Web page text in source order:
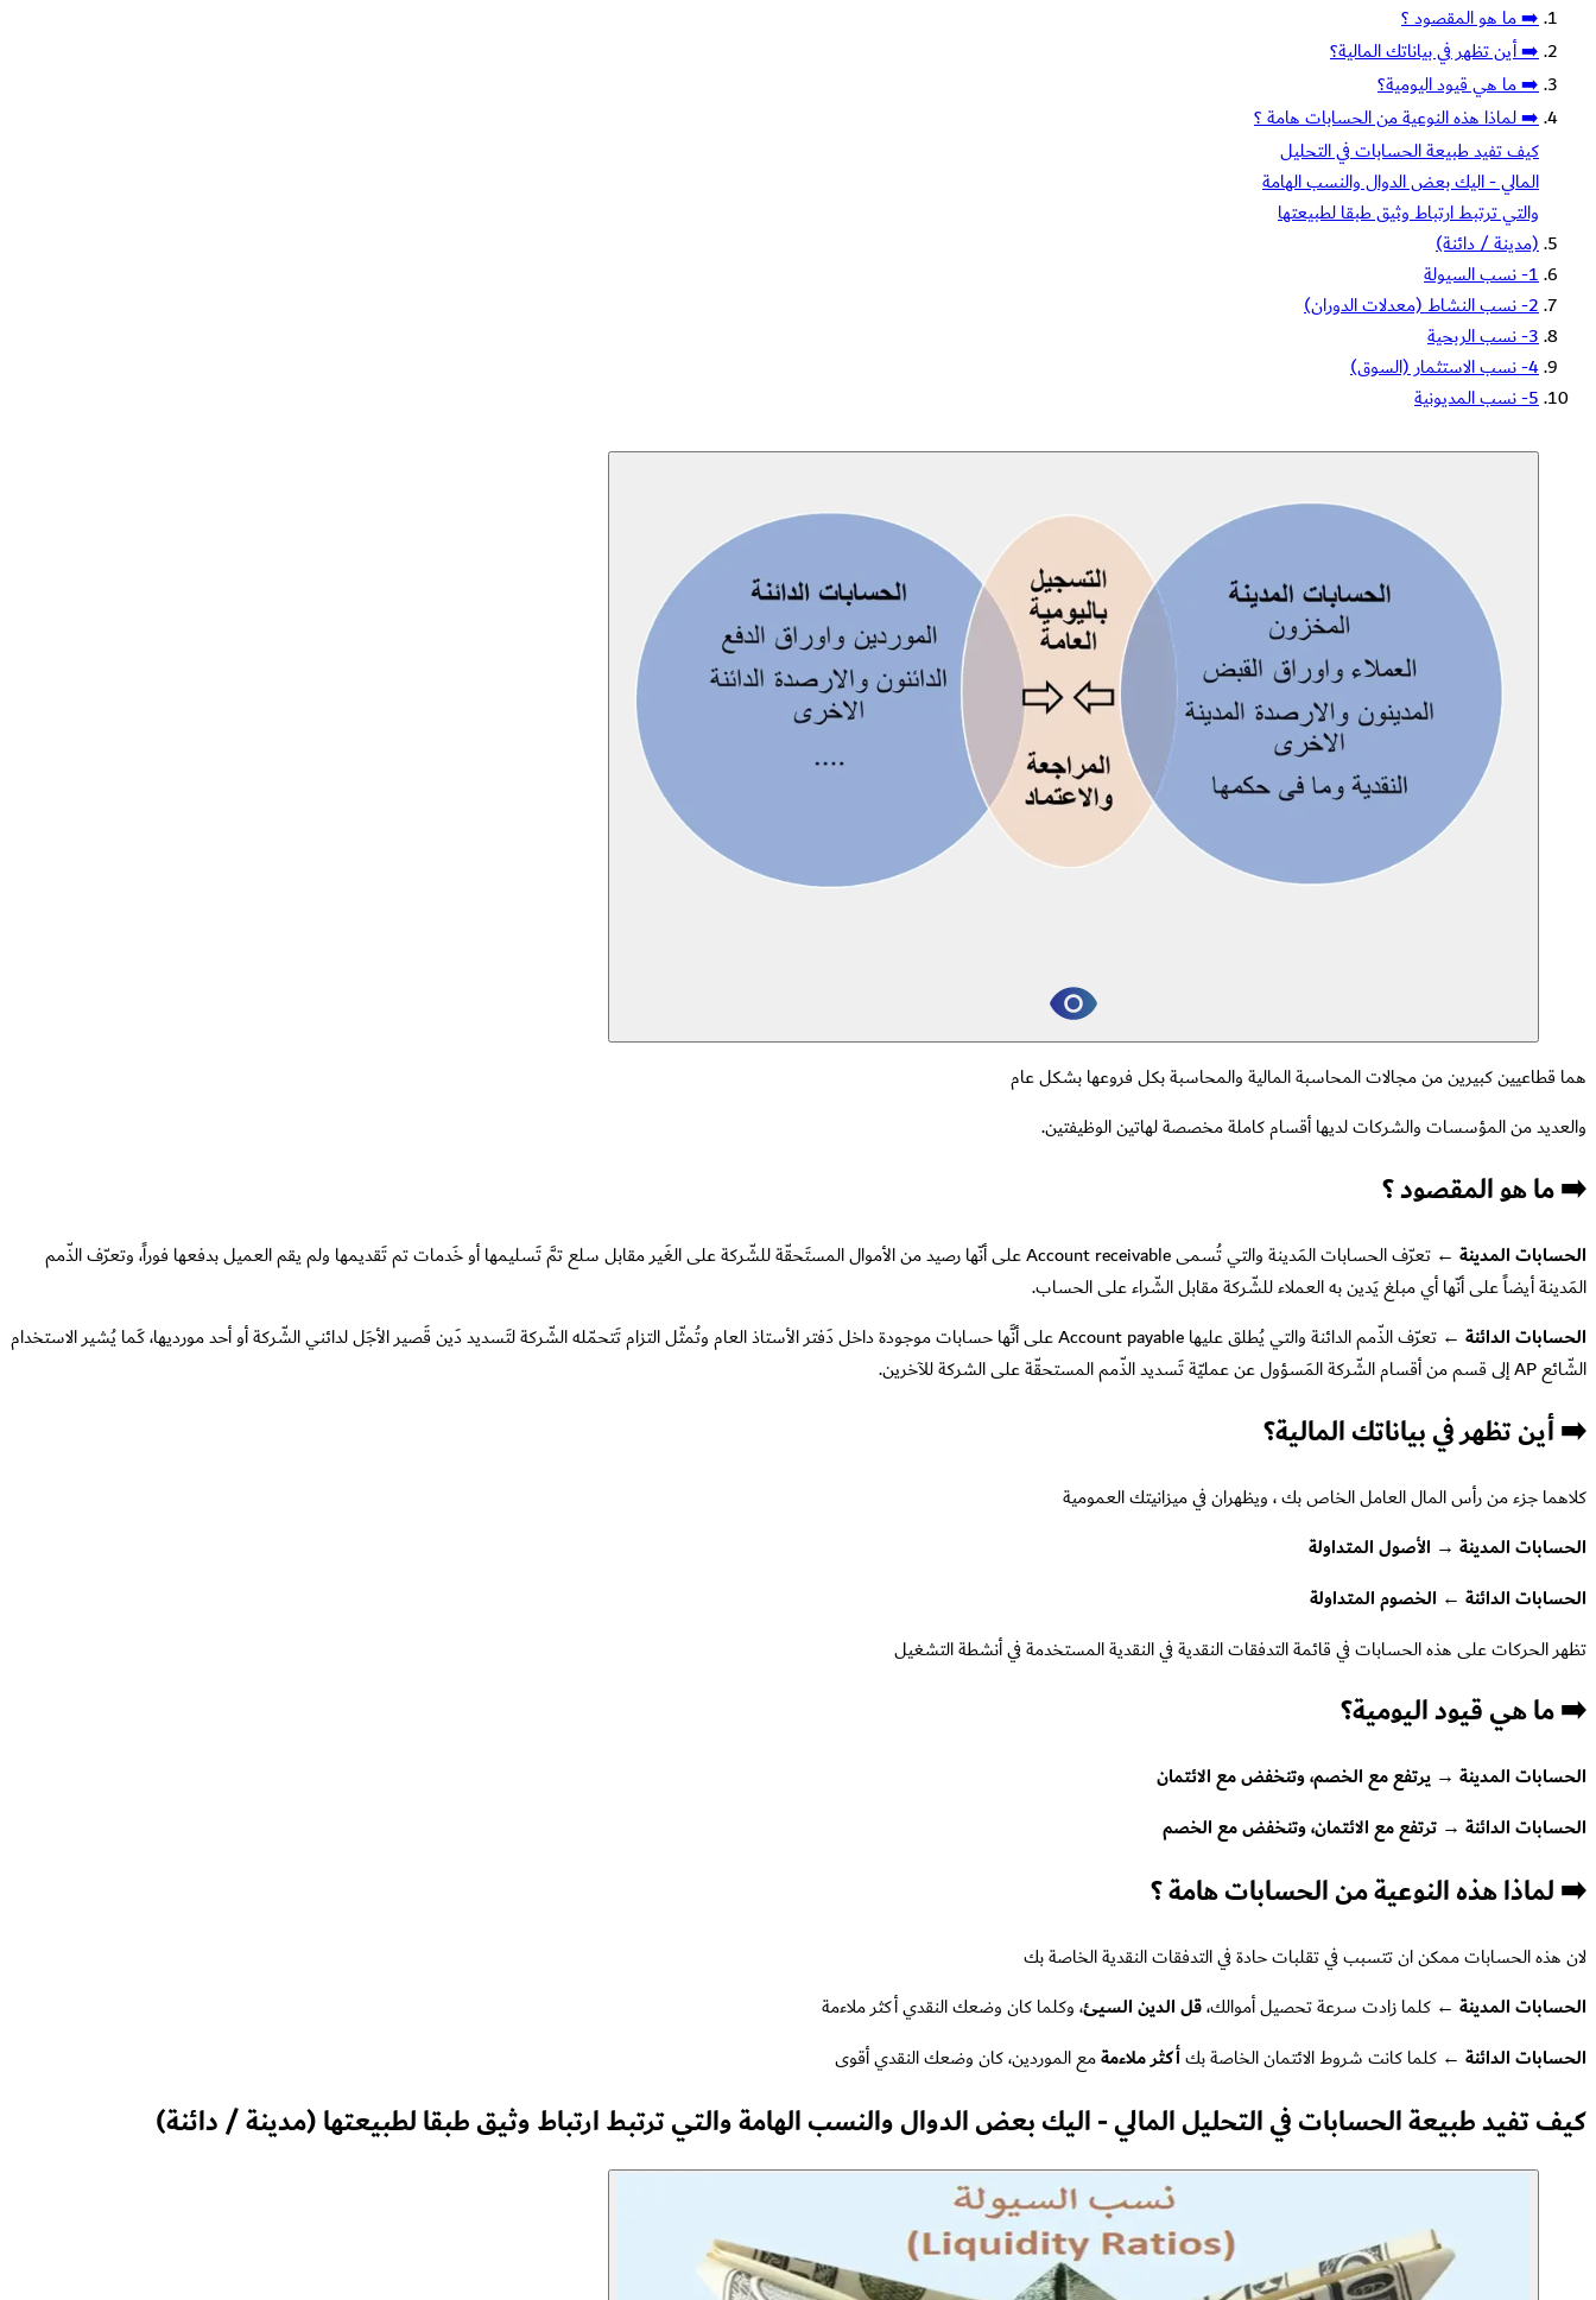
➡️ ما هو المقصود ؟
➡️ أين تظهر في بياناتك المالية؟
➡️ ما هي قيود اليومية؟
➡️ لماذا هذه النوعية من الحسابات هامة ؟
كيف تفيد طبيعة الحسابات في التحليل
المالي - اليك بعض الدوال والنسب الهامة
والتي ترتبط ارتباط وثيق طبقا لطبيعتها
(مدينة / دائنة)
1- نسب السيولة
2- نسب النشاط (معدلات الدوران)
3- نسب الربحية
4- نسب الاستثمار (السوق)
5- نسب المديونية
هما قطاعيين كبيرين من مجالات المحاسبة المالية والمحاسبة بكل فروعها بشكل عام
والعديد من المؤسسات والشركات لديها أقسام كاملة مخصصة لهاتين الوظيفتين.
➡️ ما هو المقصود ؟
الحسابات المدينة ←
تعرّف الحسابات المَدينة والتي تُسمى Account receivable على أنّها رصيد من الأموال المستَحقّة للشّركة على الغَير مقابل سلع تمَّ تَسليمها أو خَدمات تم تَقديمها ولم يقم العميل بدفعها فوراً، وتعرّف الذّمم
المَدينة أيضاً على أنّها أي مبلغ يَدين به العملاء للشّركة مقابل الشّراء على الحساب.
الحسابات الدائنة ←
تعرّف الذّمم الدائنة والتي يُطلق عليها Account payable على أنَّها حسابات موجودة داخل دَفتر الأستاذ العام وتُمثّل التزام تَتحمّله الشّركة لتَسديد دَين قَصير الأجَل لدائني الشّركة أو أحد مورديها، كَما يُشير الاستخدام
الشّائع AP إلى قسم من أقسام الشّركة المَسؤول عن عمليّة تَسديد الذّمم المستحقّة على الشركة للآخرين.
➡️ أين تظهر في بياناتك المالية؟
كلاهما جزء من رأس المال العامل الخاص بك ، ويظهران في ميزانيتك العمومية
الحسابات المدينة → الأصول المتداولة
الحسابات الدائنة ← الخصوم المتداولة
تظهر الحركات على هذه الحسابات في قائمة التدفقات النقدية في النقدية المستخدمة في أنشطة التشغيل
➡️ ما هي قيود اليومية؟
الحسابات المدينة → يرتفع مع الخصم، وتنخفض مع الائتمان
الحسابات الدائنة → ترتفع مع الائتمان، وتنخفض مع الخصم
➡️ لماذا هذه النوعية من الحسابات هامة ؟
لان هذه الحسابات ممكن ان تتسبب في تقلبات حادة في التدفقات النقدية الخاصة بك
الحسابات المدينة ← كلما زادت سرعة تحصيل أموالك،قل الدين السيئ، وكلما كان وضعك النقدي أكثر ملاءمة
الحسابات الدائنة ← كلما كانت شروط الائتمان الخاصة بكأكثر ملاءمةمع الموردين، كان وضعك النقدي أقوى
كيف تفيد طبيعة الحسابات في التحليل المالي - اليك بعض الدوال والنسب الهامة والتي ترتبط ارتباط وثيق طبقا لطبيعتها (مدينة / دائنة)